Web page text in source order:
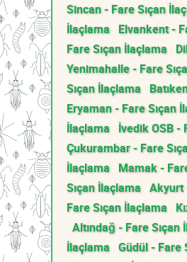
Sincan - Fare Sıçan
İlaçlama Elvankent -
Fare Sıçan İlaçlama
Yenimahalle - Fare
Sıçan İlaçlama
Eryaman - Fare Sıçan
İlaçlama İvedik OSB -
Çukurambar - Fare
İlaçlama Mamak -
Sıçan İlaçlama Akyurt
Fare Sıçan İlaçlama
Altındağ - Fare Sıçan
İlaçlama Güdül - Fare